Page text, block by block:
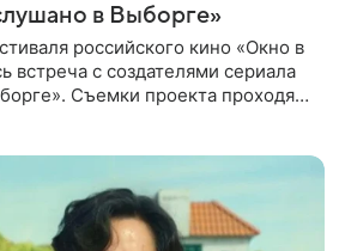
в Выборге»
российского кино «Окно в
встреча с создателями сериала
Съемки проекта проходят